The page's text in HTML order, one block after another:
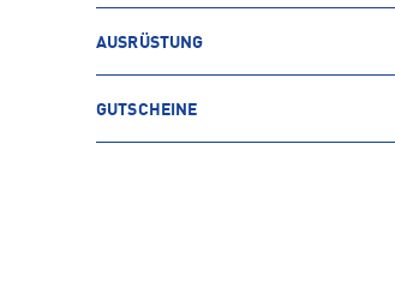
AUSRÜSTUNG
GUTSCHEINE